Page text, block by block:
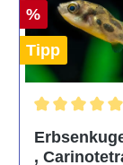
%
Tipp
,